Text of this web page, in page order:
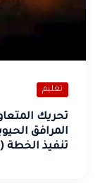
تعليم
تحريك
المرافق
تنفيذ الخطة